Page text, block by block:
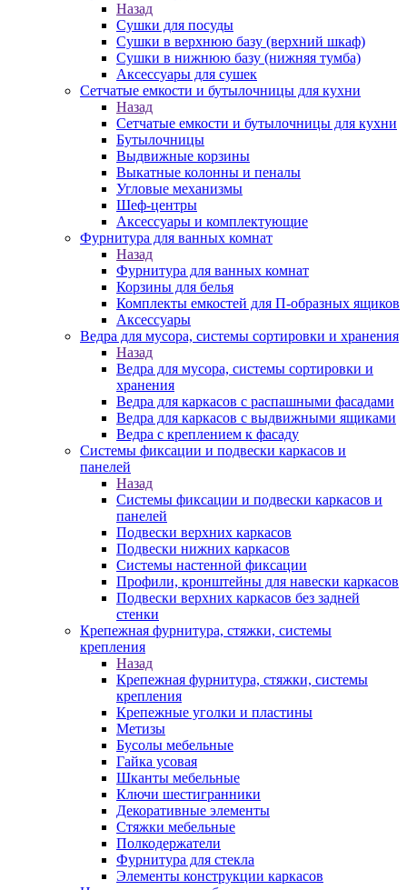
Назад
Сушки для посуды
Сушки в верхнюю базу (верхний шкаф)
Сушки в нижнюю базу (нижняя тумба)
Аксессуары для сушек
Сетчатые емкости и бутылочницы для кухни
Назад
Сетчатые емкости и бутылочницы для кухни
Бутылочницы
Выдвижные корзины
Выкатные колонны и пеналы
Угловые механизмы
Шеф-центры
Аксессуары и комплектующие
Фурнитура для ванных комнат
Назад
Фурнитура для ванных комнат
Корзины для белья
Комплекты емкостей для П-образных ящиков
Аксессуары
Ведра для мусора, системы сортировки и хранения
Назад
Ведра для мусора, системы сортировки и
хранения
Ведра для каркасов с распашными фасадами
Ведра для каркасов с выдвижными ящиками
Ведра с креплением к фасаду
Системы фиксации и подвески каркасов и
панелей
Назад
Системы фиксации и подвески каркасов и
панелей
Подвески верхних каркасов
Подвески нижних каркасов
Системы настенной фиксации
Профили, кронштейны для навески каркасов
Подвески верхних каркасов без задней
стенки
Крепежная фурнитура, стяжки, системы
крепления
Назад
Крепежная фурнитура, стяжки, системы
крепления
Крепежные уголки и пластины
Метизы
Бусолы мебельные
Гайка усовая
Шканты мебельные
Ключи шестигранники
Декоративные элементы
Стяжки мебельные
Полкодержатели
Фурнитура для стекла
Элементы конструкции каркасов